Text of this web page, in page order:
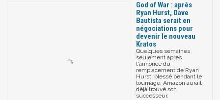
God of War : après
Ryan Hurst, Dave
Bautista serait en
négociations pour
devenir le nouveau
Kratos
Quelques semaines
seulement après
l'annonce du
remplacement de Ryan
Hurst, blessé pendant le
tournage, Amazon aurait
déjà trouvé son
successeur.